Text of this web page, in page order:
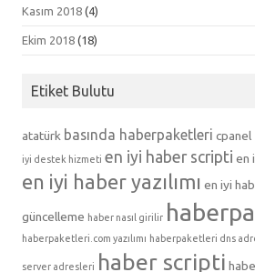
Kasım 2018 (4)
Ekim 2018 (18)
Etiket Bulutu
atatürk basında haberpaketleri cpanel
iyi destek hizmeti en iyi haber scripti en
en iyi haber yazılımı en iyi
güncelleme haber nasıl girilir
haberpaketleri.com yazılımı haberpaketleri dns
server adresleri haber scripti